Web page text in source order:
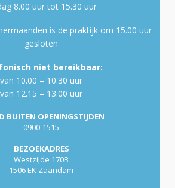
8.00 uur tot 15.30 uur
is de praktijk om 15.00 uur
gesloten
niet bereikbaar:
van 10.00 – 10.30 uur
van 12.15 – 13.00 uur
BUITEN OPENINGSTIJDEN
0900-1515
BEZOEKADRES
Westzijde 170B
1506 EK Zaandam